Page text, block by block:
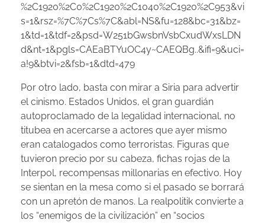
%2C1920%2C0%2C1920%2C1040%2C1920%2C953&vi
s=1&rsz=%7C%7Cs%7C&abl=NS&fu=128&bc=31&bz=
1&td=1&tdf=2&psd=W251bGwsbnVsbCxudWxsLDN
d&nt=1&pgls=CAEaBTYuOC4y~CAEQBg..&ifi=9&uci=
a!9&btvi=2&fsb=1&dtd=479
Por otro lado, basta con mirar a Siria para advertir
el cinismo. Estados Unidos, el gran guardián
autoproclamado de la legalidad internacional, no
titubea en acercarse a actores que ayer mismo
eran catalogados como terroristas. Figuras que
tuvieron precio por su cabeza, fichas rojas de la
Interpol, recompensas millonarias en efectivo. Hoy
se sientan en la mesa como si el pasado se borrará
con un apretón de manos. La realpolitik convierte a
los “enemigos de la civilización” en “socios